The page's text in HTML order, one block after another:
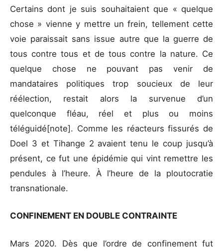
Certains dont je suis souhaitaient que « quelque
chose » vienne y mettre un frein, tellement cette
voie paraissait sans issue autre que la guerre de
tous contre tous et de tous contre la nature. Ce
quelque chose ne pouvant pas venir de
mandataires politiques trop soucieux de leur
réélection, restait alors la survenue d’un
quelconque fléau, réel et plus ou moins
téléguidé[note]. Comme les réacteurs fissurés de
Doel 3 et Tihange 2 avaient tenu le coup jusqu’à
présent, ce fut une épidémie qui vint remettre les
pendules à l’heure. À l’heure de la ploutocratie
transnationale.
CONFINEMENT EN DOUBLE CONTRAINTE
Mars 2020. Dès que l’ordre de confinement fut